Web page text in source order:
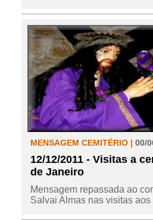
MENSAGEM CEMITÉRIO | 00/
12/12/2011 - Visitas a
de Janeiro
Mensagem repassada ao
Salvai Almas nas visitas aos